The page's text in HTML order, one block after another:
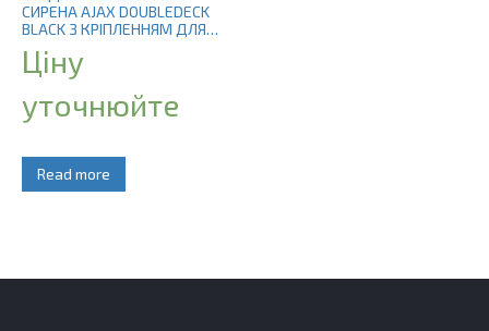
СИРЕНА AJAX DOUBLEDECK
BLACK З КРІПЛЕННЯМ ДЛЯ
ПАНЕЛІ
Ціну
уточнюйте
Read more